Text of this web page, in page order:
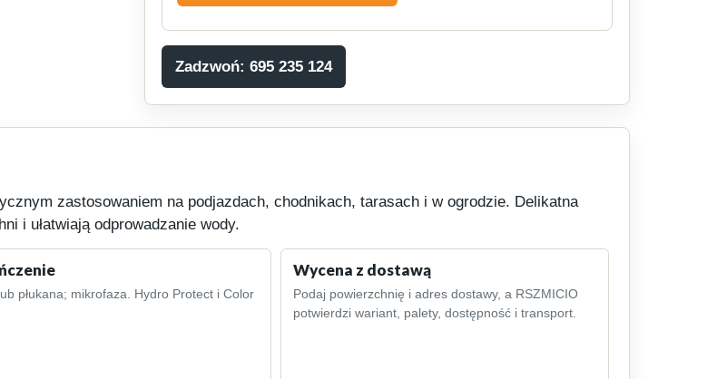
Zadzwoń: 695 235 124
zastosowaniem na podjazdach, chodnikach, tarasach i w ogrodzie. Delikatna
i ułatwiają odprowadzanie wody.
płukana; mikrofaza. Hydro Protect i Color
Wycena z dostawą
Podaj powierzchnię i adres dostawy, a RSZMICIO
potwierdzi wariant, palety, dostępność i transport.